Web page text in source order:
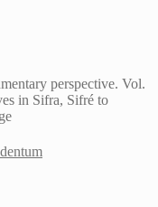
perspective. Vol.
in Sifra, Sifré to